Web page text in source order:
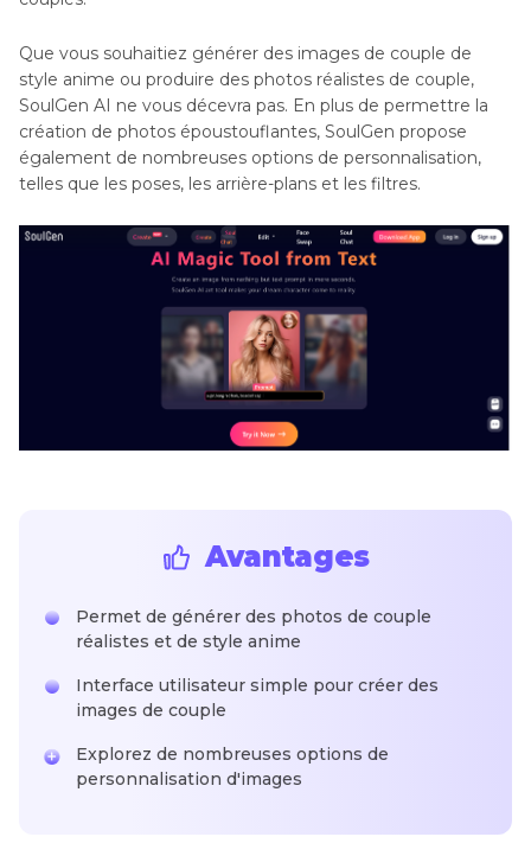
Que vous souhaitiez générer des images de couple de
style anime ou produire des photos réalistes de couple,
SoulGen AI ne vous décevra pas. En plus de permettre la
création de photos époustouflantes, SoulGen propose
également de nombreuses options de personnalisation,
telles que les poses, les arrière-plans et les filtres.
Avantages
Permet de générer des photos de couple
réalistes et de style anime
Interface utilisateur simple pour créer des
images de couple
Explorez de nombreuses options de
personnalisation d'images